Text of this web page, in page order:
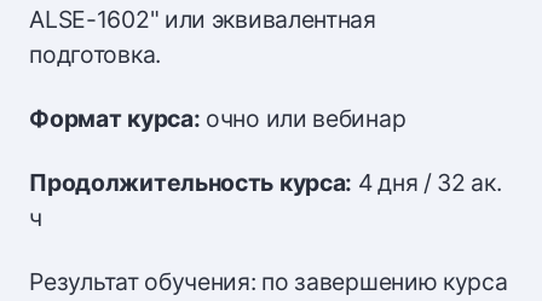
ALSE-1602" или эквивалентная
подготовка.
Формат курса: очно или вебинар
Продолжительность курса: 4 дня / 32 ак.
ч
Результат обучения: по завершению курса